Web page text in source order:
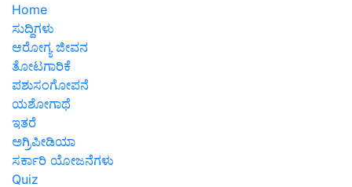
Home
ಸುದ್ದಿಗಳು
ಆರೋಗ್ಯ ಜೀವನ
ತೋಟಗಾರಿಕೆ
ಪಶುಸಂಗೋಪನೆ
ಯಶೋಗಾಥೆ
ಇತರೆ
ಅಗ್ರಿಪೀಡಿಯಾ
ಸರ್ಕಾರಿ ಯೋಜನೆಗಳು
Quiz